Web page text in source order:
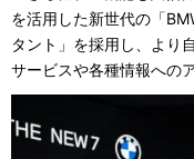
を活用した新世代の「
タント」を採用し、より
サービスや各種情報への